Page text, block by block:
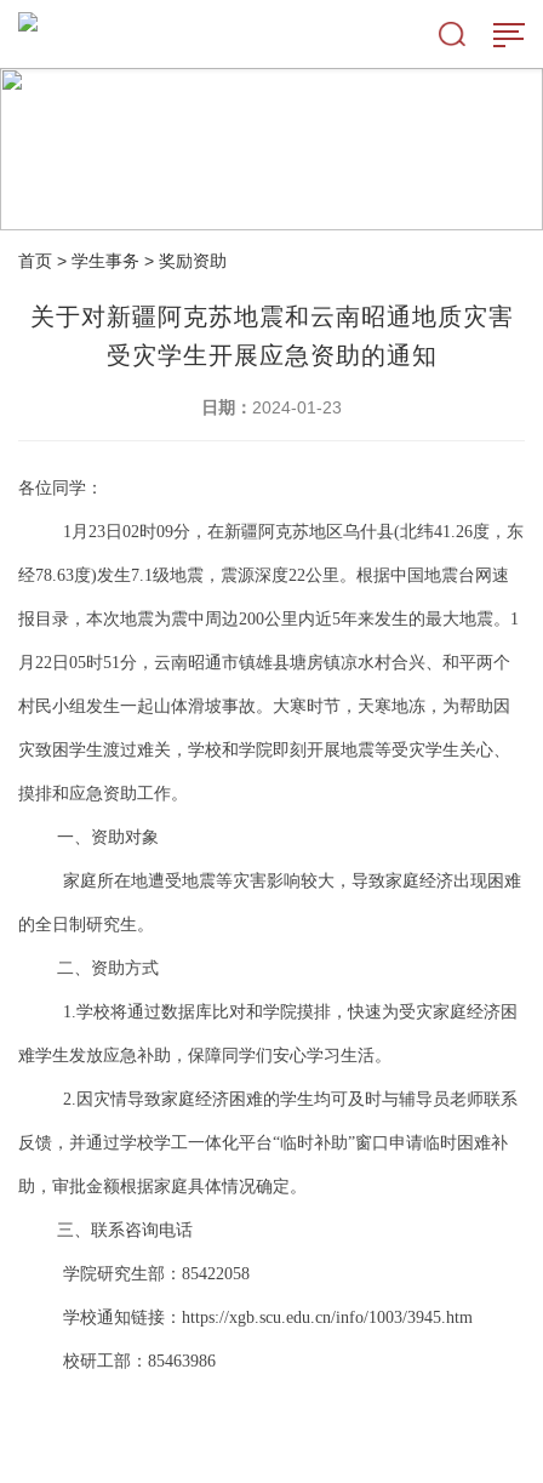
首页 > 学生事务 > 奖励资助
关于对新疆阿克苏地震和云南昭通地质灾害
受灾学生开展应急资助的通知
日期： 2024-01-23
各位同学：
1 月 23日02时09分，在新疆阿克苏地区乌什县(北纬41.26度，东
经78.63度)发生7.1级地震，震源深度22公里。根据中国地震台网速
报目录，本次地震为震中周边200公里内近5年来发生的最大地震。 1
月 22日05时51分，云南昭通市镇雄县塘房镇凉水村合兴、和平两个
村民小组发生一起山体滑坡事故。大寒时节，天寒地冻，为帮助因
灾致困学生渡过难关，学校和学院即刻开展地震等受灾学生关心、
摸排和应急资助工作。
一、资助对象
家庭所在地遭受地震等灾害影响较大，导致家庭经济出现困难
的全日制研究生。
二、资助方式
1.学校将通过数据库比对和学院摸排，快速为受灾家庭经济困
难学生发放应急补助，保障同学们安心学习生活。
2.因灾情导致家庭经济困难的学生均可及时与辅导员老师联系
反馈，并通过学校学工一体化平台“临时补助”窗口申请临时困难补
助，审批金额根据家庭具体情况确定。
三、联系咨询电话
学院研究生部： 85422058
学校通知链接： https://xgb.scu.edu.cn/info/1003/3945.htm
校研工部： 85463986